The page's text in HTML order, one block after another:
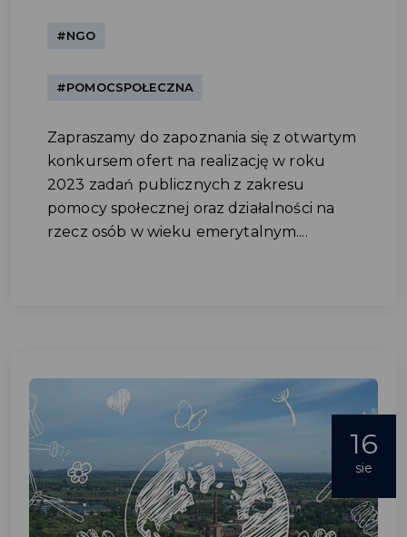
#NGO
#POMOCSPOŁECZNA
Zapraszamy do zapoznania się z otwartym
konkursem ofert na realizację w roku
2023 zadań publicznych z zakresu
pomocy społecznej oraz działalności na
rzecz osób w wieku emerytalnym....
16
sie